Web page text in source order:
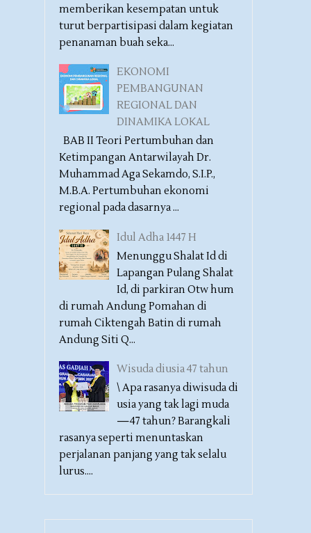
memberikan kesempatan untuk
turut berpartisipasi dalam kegiatan
penanaman buah seka...
EKONOMI
PEMBANGUNAN
REGIONAL DAN
DINAMIKA LOKAL
BAB II Teori Pertumbuhan dan
Ketimpangan Antarwilayah Dr.
Muhammad Aga Sekamdo, S.I.P.,
M.B.A. Pertumbuhan ekonomi
regional pada dasarnya ...
Idul Adha 1447 H
Menunggu Shalat Id di
Lapangan Pulang Shalat
Id, di parkiran Otw hum
di rumah Andung Pomahan di
rumah Ciktengah Batin di rumah
Andung Siti Q...
Wisuda diusia 47 tahun
\ Apa rasanya diwisuda di
usia yang tak lagi muda
—47 tahun? Barangkali
rasanya seperti menuntaskan
perjalanan panjang yang tak selalu
lurus....